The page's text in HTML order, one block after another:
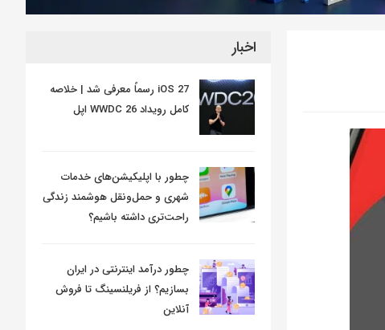
اخبار
iOS 27 رسماً معرفی شد | خلاصه
کامل رویداد WWDC 26 اپل
چطور با اپلیکیشن‌های خدمات
شهری و حمل‌ونقل هوشمند زندگی
راحت‌تری داشته باشیم؟
چطور درآمد اینترنتی در ایران
بسازیم؟ از فریلنسینگ تا فروش
آنلاین